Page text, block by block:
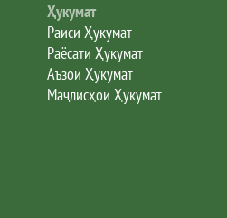
Ҳукумат
Раиси Ҳукумат
Раёсати Ҳукумат
Аъзои Ҳукумат
Маҷлисҳои Ҳукумат